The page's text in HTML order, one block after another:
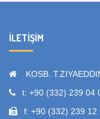
İLETIŞIM
KOSB.
t: +90 (332) 239 04
f: +90 (332) 239 12